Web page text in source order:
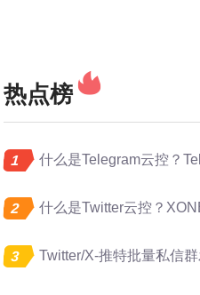
热点榜
什么是Telegram云控？
什么是Twitter云控？XONE-
Twitter/X-推特批量私信群发怎么做？